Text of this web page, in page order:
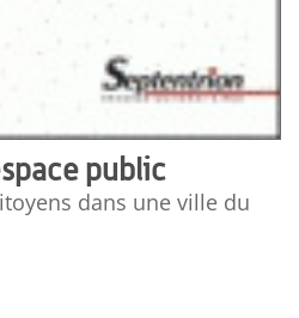
public
dans une ville du